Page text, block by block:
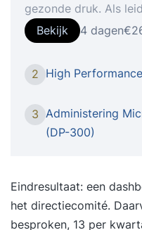
gezonde druk. Als
continu de afweging
hoe je hun energie
praktijk blijkt dat
soms wordt ervaren
Performance
high demanding
een cruciale rol
energie en
team bouwt dat
Bekijk 4 dagen
2 High
3 Administering
(DP-300)
Eindresultaat: een
het directiecomité.
besproken, 13 per